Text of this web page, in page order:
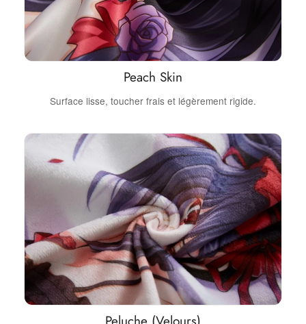
Peach Skin
Surface lisse, toucher frais et légèrement rigide.